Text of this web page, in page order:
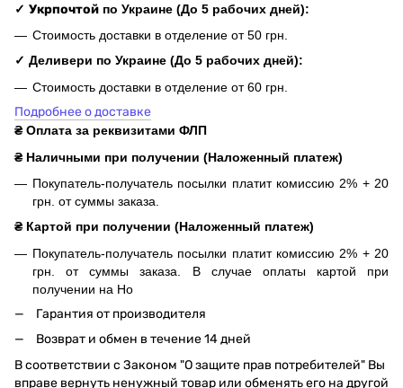
✓ Укрпочтой по Украине (До 5 рабочих дней):
Стоимость доставки в отделение от 50 грн.
✓ Деливери по Украине (До 5 рабочих дней):
Стоимость доставки в отделение от 60 грн.
Подробнее о доставке
₴ Оплата за реквизитами ФЛП
₴ Наличными при получении (Наложенный платеж)
Покупатель-получатель посылки платит комиссию 2% + 20
грн. от суммы заказа.
₴ Картой при получении (Наложенный платеж)
Покупатель-получатель посылки платит комиссию 2% + 20
грн. от суммы заказа. В случае оплаты картой при
получении на Но
Гарантия от производителя
Возврат и обмен в течение 14 дней
В соответствии с Законом "О защите прав потребителей" Вы
вправе вернуть ненужный товар или обменять его на другой